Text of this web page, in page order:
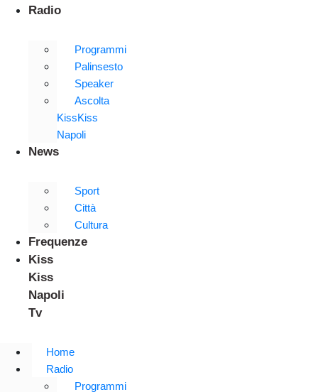
Radio
Programmi
Palinsesto
Speaker
Ascolta
KissKiss
Napoli
News
Sport
Città
Cultura
Frequenze
Kiss
Kiss
Napoli
Tv
Home
Radio
Programmi